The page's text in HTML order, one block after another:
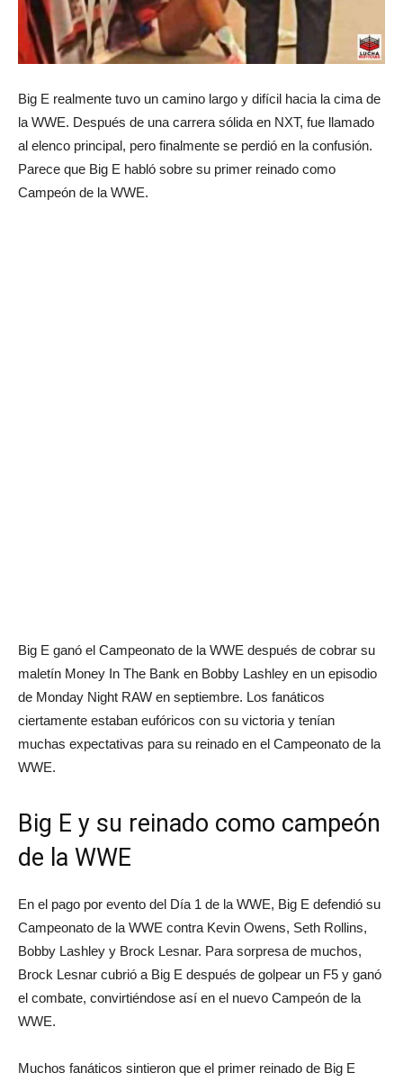
Big E realmente tuvo un camino largo y difícil hacia la cima de
la WWE. Después de una carrera sólida en NXT, fue llamado
al elenco principal, pero finalmente se perdió en la confusión.
Parece que Big E habló sobre su primer reinado como
Campeón de la WWE.
Big E ganó el Campeonato de la WWE después de cobrar su
maletín Money In The Bank en Bobby Lashley en un episodio
de Monday Night RAW en septiembre. Los fanáticos
ciertamente estaban eufóricos con su victoria y tenían
muchas expectativas para su reinado en el Campeonato de la
WWE.
Big E y su reinado como campeón
de la WWE
En el pago por evento del Día 1 de la WWE, Big E defendió su
Campeonato de la WWE contra Kevin Owens, Seth Rollins,
Bobby Lashley y Brock Lesnar. Para sorpresa de muchos,
Brock Lesnar cubrió a Big E después de golpear un F5 y ganó
el combate, convirtiéndose así en el nuevo Campeón de la
WWE.
Muchos fanáticos sintieron que el primer reinado de Big E